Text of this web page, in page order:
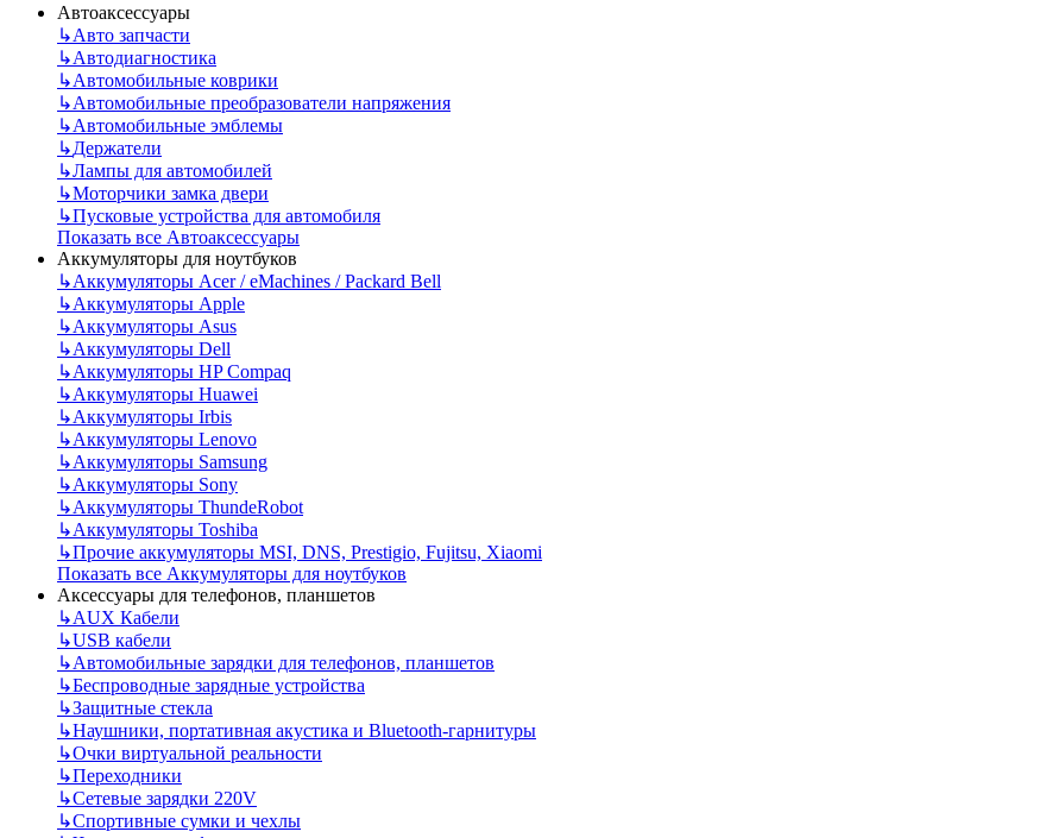
Автоаксессуары
↳Авто запчасти
↳Автодиагностика
↳Автомобильные коврики
↳Автомобильные преобразователи напряжения
↳Автомобильные эмблемы
↳Держатели
↳Лампы для автомобилей
↳Моторчики замка двери
↳Пусковые устройства для автомобиля
Показать все Автоаксессуары
Аккумуляторы для ноутбуков
↳Аккумуляторы Acer / eMachines / Packard Bell
↳Аккумуляторы Apple
↳Аккумуляторы Asus
↳Аккумуляторы Dell
↳Аккумуляторы HP Compaq
↳Аккумуляторы Huawei
↳Аккумуляторы Irbis
↳Аккумуляторы Lenovo
↳Аккумуляторы Samsung
↳Аккумуляторы Sony
↳Аккумуляторы ThundeRobot
↳Аккумуляторы Toshiba
↳Прочие аккумуляторы MSI, DNS, Prestigio, Fujitsu, Xiaomi
Показать все Аккумуляторы для ноутбуков
Аксессуары для телефонов, планшетов
↳AUX Кабели
↳USB кабели
↳Автомобильные зарядки для телефонов, планшетов
↳Беспроводные зарядные устройства
↳Защитные стекла
↳Наушники, портативная акустика и Bluetooth-гарнитуры
↳Очки виртуальной реальности
↳Переходники
↳Сетевые зарядки 220V
↳Спортивные сумки и чехлы